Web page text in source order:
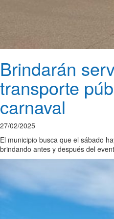
Brindarán
transporte
carnaval
27/02/2025
El municipio busca que el sábado
brindando antes y después del